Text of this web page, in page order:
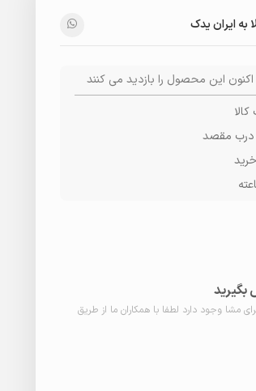
ایران یدک
این محصول را بازدید می کنند
درب مقصد
بگیرید
مشا وجود دارد لطفا با همکاران ما از طریق